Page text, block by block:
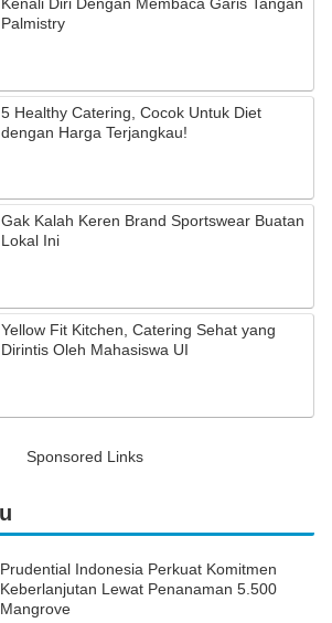
Palmistry
5 Healthy Catering, Cocok Untuk Diet
dengan Harga Terjangkau!
Gak Kalah Keren Brand Sportswear Buatan
Lokal Ini
Yellow Fit Kitchen, Catering Sehat yang
Dirintis Oleh Mahasiswa UI
Sponsored Links
Prudential Indonesia Perkuat Komitmen
Keberlanjutan Lewat Penanaman 5.500
Mangrove